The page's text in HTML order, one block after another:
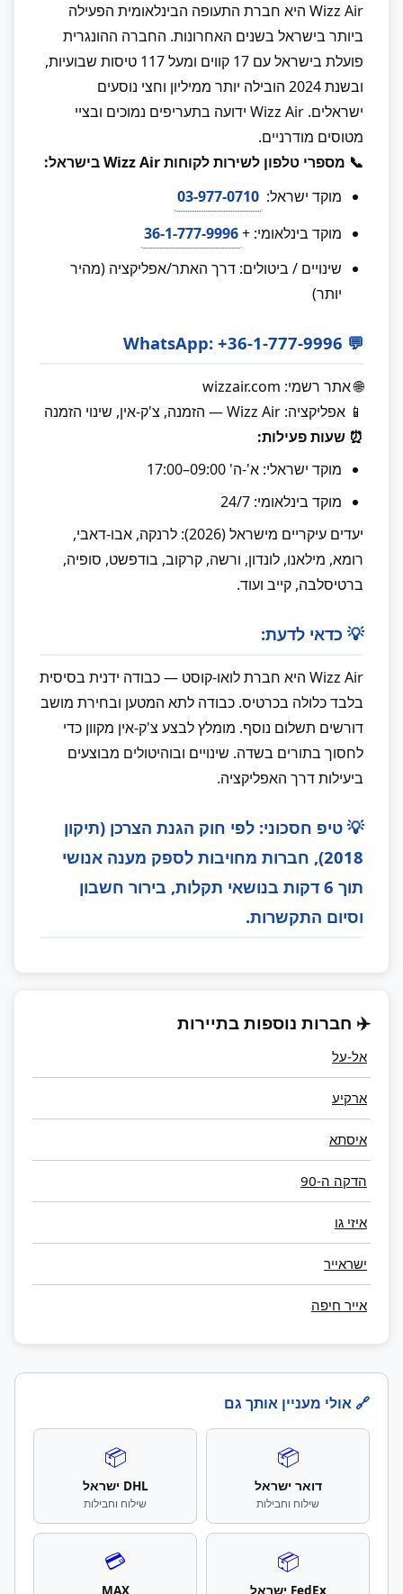
Wizz Air היא חברת התעופה הבינלאומית הפעילה
ביותר בישראל בשנים האחרונות. החברה ההונגרית
פועלת בישראל עם 17 קווים ומעל 117 טיסות שבועיות,
ובשנת 2024 הובילה יותר ממיליון וחצי נוסעים
ישראלים. Wizz Air ידועה בתעריפים נמוכים ובציי
מטוסים מודרניים.
📞 מספרי טלפון לשירות לקוחות Wizz Air בישראל:
מוקד ישראל: 03-977-0710
מוקד בינלאומי: +36-1-777-9996
שינויים / ביטולים: דרך האתר/אפליקציה (מהיר
יותר)
💬 WhatsApp: +36-1-777-9996
🌐 אתר רשמי: wizzair.com
📱 אפליקציה: Wizz Air — הזמנה, צ'ק-אין, שינוי הזמנה
⏰ שעות פעילות:
מוקד ישראלי: א'-ה' 09:00–17:00
מוקד בינלאומי: 24/7
יעדים עיקריים מישראל (2026): לרנקה, אבו-דאבי,
רומא, מילאנו, לונדון, ורשה, קרקוב, בודפשט, סופיה,
ברטיסלבה, קייב ועוד.
💡 כדאי לדעת:
Wizz Air היא חברת לואו-קוסט — כבודה ידנית בסיסית
בלבד כלולה בכרטיס. כבודה לתא המטען ובחירת מושב
דורשים תשלום נוסף. מומלץ לבצע צ'ק-אין מקוון כדי
לחסוך בתורים בשדה. שינויים ובוהיטולים מבוצעים
ביעילות דרך האפליקציה.
💡 טיפ חסכוני: לפי חוק הגנת הצרכן (תיקון
2018), חברות מחויבות לספק מענה אנושי
תוך 6 דקות בנושאי תקלות, בירור חשבון
וסיום התקשרות.
✈️ חברות נוספות בתיירות
אל-על
ארקיע
איסתא
הדקה ה-90
איזי גו
ישראייר
אייר חיפה
🔗 אולי מעניין אותך גם
📦
דואר ישראל
שילוח וחבילות
📦
DHL ישראל
שילוח וחבילות
📦
FedEx ישראל
💳
MAX